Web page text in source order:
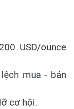
USD/ounce
mua - bán
cơ hội.